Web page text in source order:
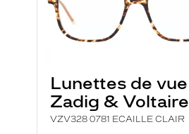
Lunettes de vue
Zadig & Voltaire
VZV328 0781 ECAILLE CLAIR